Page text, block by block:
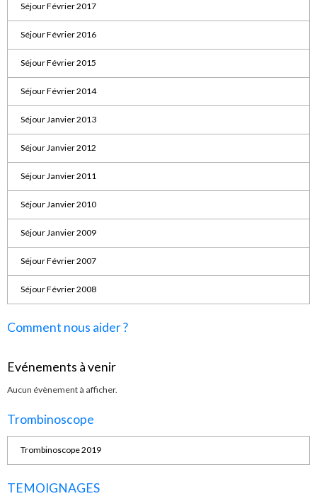
Séjour Février 2017
Séjour Février 2016
Séjour Février 2015
Séjour Février 2014
Séjour Janvier 2013
Séjour Janvier 2012
Séjour Janvier 2011
Séjour Janvier 2010
Séjour Janvier 2009
Séjour Février 2007
Séjour Février 2008
Comment nous aider ?
Evénements à venir
Aucun évènement à afficher.
Trombinoscope
Trombinoscope 2019
TEMOIGNAGES